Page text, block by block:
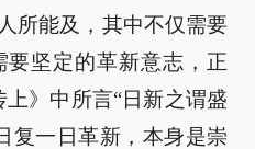
所能及，其中不仅需要
坚定的革新意志，正
》中所言“日新之谓盛
复一日革新，本身是崇